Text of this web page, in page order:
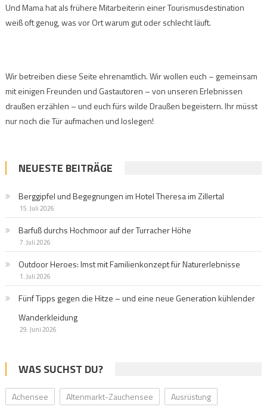
Und Mama hat als frühere Mitarbeiterin einer Tourismusdestination
weiß oft genug, was vor Ort warum gut oder schlecht läuft.
Wir betreiben diese Seite ehrenamtlich. Wir wollen euch – gemeinsam
mit einigen Freunden und Gastautoren – von unseren Erlebnissen
draußen erzählen – und euch fürs wilde Draußen begeistern. Ihr müsst
nur noch die Tür aufmachen und loslegen!
NEUESTE BEITRÄGE
Berggipfel und Begegnungen im Hotel Theresa im Zillertal
15. Juli 2026
Barfuß durchs Hochmoor auf der Turracher Höhe
7. Juli 2026
Outdoor Heroes: Imst mit Familienkonzept für Naturerlebnisse
1. Juli 2026
Fünf Tipps gegen die Hitze – und eine neue Generation kühlender
Wanderkleidung
29. Juni 2026
WAS SUCHST DU?
Achensee Altenmarkt-Zauchensee
Ausrüstung